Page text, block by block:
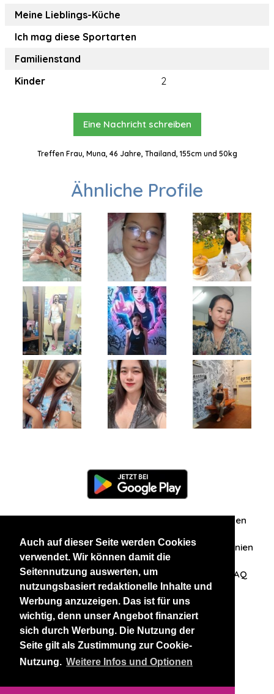
Auch auf dieser Seite werden Cookies
verwendet. Wir können damit die
Seitennutzung auswerten, um
nutzungsbasiert redaktionelle Inhalte und
Werbung anzuzeigen. Das ist für uns
wichtig, denn unser Angebot finanziert
sich durch Werbung. Die Nutzung der
Seite gilt als Zustimmung zur Cookie-
Nutzung. Weitere Infos und Optionen
Meine Lieblings-Küche
Ich mag diese Sportarten
Familienstand
Kinder
2
Eine Nachricht schreiben
Treffen Frau, Muna, 46 Jahre, Thailand, 155cm und 50kg
Ähnliche Profile
Zuschriften/Erfahrungen
Datenschutzerklärung AGB Datenschutzrichtlinien
Nehmen Sie Kontakt mit uns auf FAQ
Unsere anderen Websites
BlackAndBeauties RussianKisses